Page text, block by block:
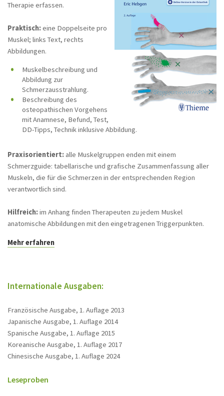
Taschenatlas Myofasziale
Checkliste Viszerale Osteopathie
Triggerpunkte und Muskelfunktionsketten in
der Osteopathie und Manuellen Therapie
Osteopathische Medizin 2/2023
DO - Deutsche Zeitschrift für Osteopathie
4/2008
DO - Deutsche Zeitschrift für Osteopathie
3/2004
DO - Deutsche Zeitschrift für Osteopathie
1/2007
Die Milz - aus DO 2/25
Home
Therapie erfassen.
Praktisch: eine Doppelseite pro
Muskel; links Text, rechts
Abbildungen.
Muskelbeschreibung und
Abbildung zur
Schmerzausstrahlung.
Beschreibung des
osteopathischen Vorgehens
mit Anamnese, Befund, Test,
DD-Tipps, Technik inklusive Abbildung.
Praxisorientiert: alle Muskelgruppen enden mit einem
Schmerzguide: tabellarische und grafische Zusammenfassung aller
Muskeln, die für die Schmerzen in der entsprechenden Region
verantwortlich sind.
Hilfreich: im Anhang finden Therapeuten zu jedem Muskel
anatomische Abbildungen mit den eingetragenen Triggerpunkten.
Mehr erfahren
Internationale Ausgaben:
Französische Ausgabe, 1. Auflage 2013
Japanische Ausgabe, 1. Auflage 2014
Spanische Ausgabe, 1. Auflage 2015
Koreanische Ausgabe, 1. Auflage 2017
Chinesische Ausgabe, 1. Auflage 2024
Leseproben